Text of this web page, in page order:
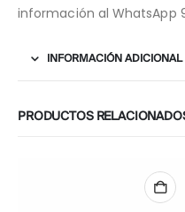
información al WhatsApp
INFORMACIÓN ADICIONAL
PRODUCTOS